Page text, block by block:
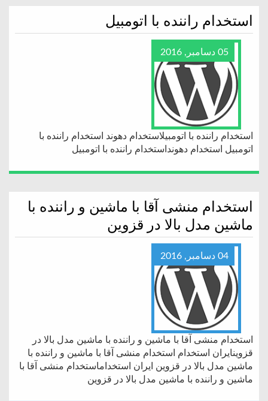
استخدام راننده با اتومبیل
05 دسامبر, 2016
استخدام راننده با اتومبیلاستخدام دهوند استخدام راننده با
اتومبیل استخدام دهونداستخدام راننده با اتومبیل
استخدام منشی آقا با ماشین و راننده با
ماشین مدل بالا در قزوین
04 دسامبر, 2016
استخدام منشی آقا با ماشین و راننده با ماشین مدل بالا در
قزوینایران استخدام استخدام منشی آقا با ماشین و راننده با
ماشین مدل بالا در قزوین ایران استخداماستخدام منشی آقا با
ماشین و راننده با ماشین مدل بالا در قزوین